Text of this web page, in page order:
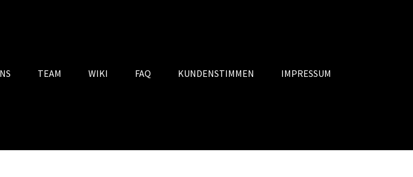
TEAM WIKI FAQ KUNDENSTIMMEN IMPRESSUM